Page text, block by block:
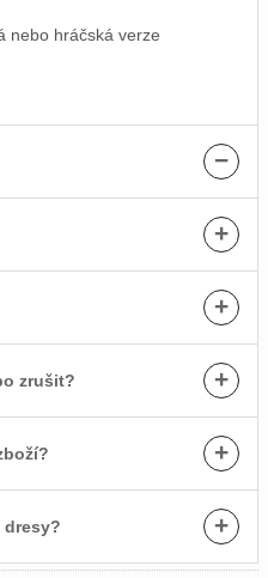
nebo hráčská verze
−
+
+
zrušit? +
+
dresy? +